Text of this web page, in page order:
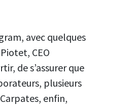
avec quelques
CEO
de s’assurer que
plusieurs
enfin,